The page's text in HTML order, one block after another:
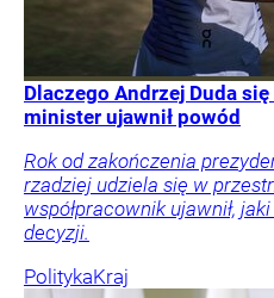
Dlaczego Andrzej Duda
minister ujawnił powód
Rok od zakończenia
rzadziej udziela się w
współpracownik ujawnił,
decyzji.
PolitykaKraj